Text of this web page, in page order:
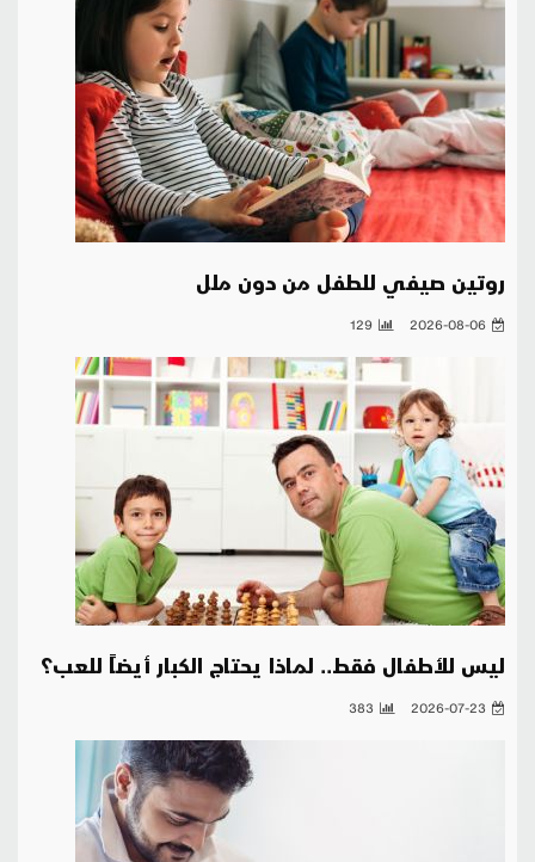
روتين صيفي للطفل من دون ملل
2026-08-06
129
ليس للأطفال فقط.. لماذا يحتاج الكبار أيضاً للعب؟
2026-07-23
383